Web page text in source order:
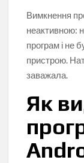
Вимкнення
неактивною:
програм і не
пристрою.
заважала.
Як